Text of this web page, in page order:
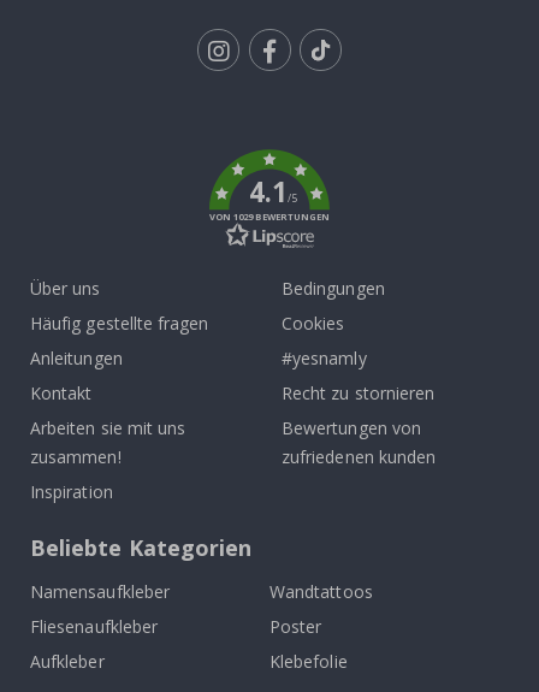
4.1/5
VON 1029 BEWERTUNGEN
Über uns
Häufig gestellte fragen
Anleitungen
Kontakt
Arbeiten sie mit uns
zusammen!
Inspiration
Bedingungen
Cookies
#yesnamly
Recht zu stornieren
Bewertungen von
zufriedenen kunden
Beliebte Kategorien
Namensaufkleber
Wandtattoos
Fliesenaufkleber
Poster
Aufkleber
Klebefolie